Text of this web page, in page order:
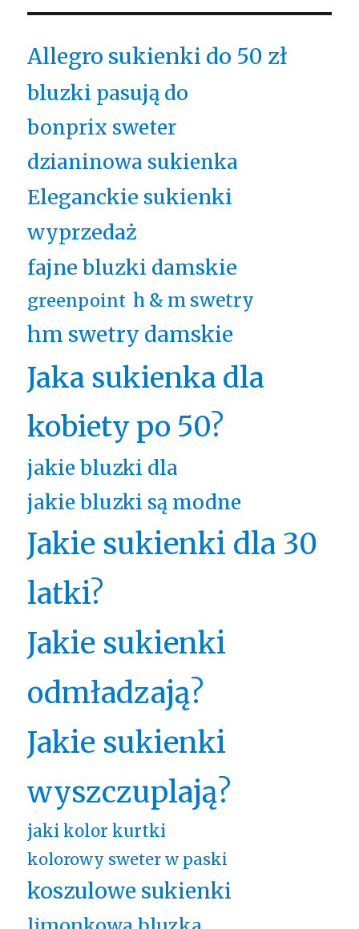
Allegro sukienki do 50 zł
bluzki pasują do
bonprix sweter
dzianinowa sukienka
Eleganckie sukienki
wyprzedaż
fajne bluzki damskie
greenpoint h & m swetry
hm swetry damskie
Jaka sukienka dla
kobiety po 50?
jakie bluzki dla
jakie bluzki są modne
Jakie sukienki dla 30
latki?
Jakie sukienki
odmładzają?
Jakie sukienki
wyszczuplają?
jaki kolor kurtki
kolorowy sweter w paski
koszulowe sukienki